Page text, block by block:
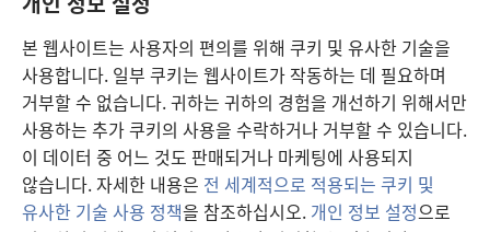
본 웹사이트는 사용자의 편의를 위해 쿠키 및 유사한 기술을
사용합니다. 일부 쿠키는 웹사이트가 작동하는 데 필요하며
거부할 수 없습니다. 귀하는 귀하의 경험을 개선하기 위해서만
사용하는 추가 쿠키의 사용을 수락하거나 거부할 수 있습니다.
이 데이터 중 어느 것도 판매되거나 마케팅에 사용되지
않습니다. 자세한 내용은 전 세계적으로 적용되는 쿠키 및
유사한 기술 사용 정책을 참조하십시오. 개인 정보 설정으로
32 그분은 나처럼 사람이 아니시니
나는 그분에게 대답할 수 없고
우리는 함께 법정에 갈 수도 없다네. ㅡ
33 우리의 재판관이 되어, *
우리 사이에 판결해 줄 이 *가 없다네.
34 그분이 나를 그만 때리시고, *
공포로 내게 겁을 주지 않으신다면,